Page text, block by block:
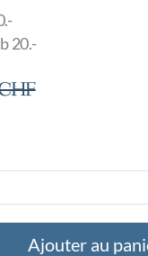
20.-
Ajouter au